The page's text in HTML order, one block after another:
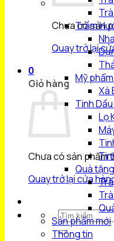
Chưa có sản
Quay trở lại
0
Giỏ hàng
Chưa có sản phẩm
Quay trở lại cửa
Tìm
kiếm:
Trầm
Mỹ phẩm
Xà
Tinh Dầu
Lọ
Quà
Trà
Sản phẩm mới
Thông tin